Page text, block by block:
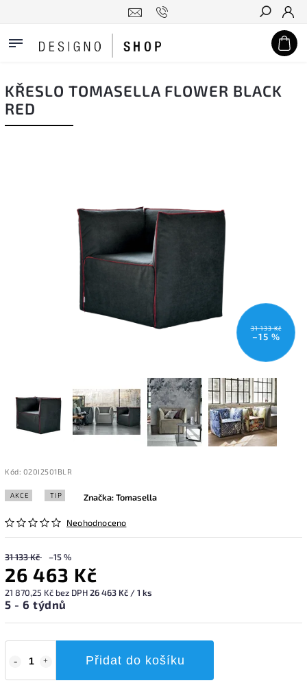
Hledat
KŘESLO TOMASELLA FLOWER BLACK
RED
31 133 Kč
–15 %
Kód: 020I2501BLR
AKCE TIP
Neohodnoceno
Značka:Tomasella
31 133 Kč –15 %
26 463 Kč
21 870,25 Kč bez DPH26 463 Kč / 1 ks
5 - 6 týdnů
Přidat do košíku